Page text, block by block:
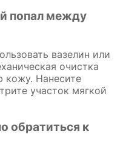
попал между
вазелин или
очистка
кожу. Нанесите
участок мягкой
обратиться к